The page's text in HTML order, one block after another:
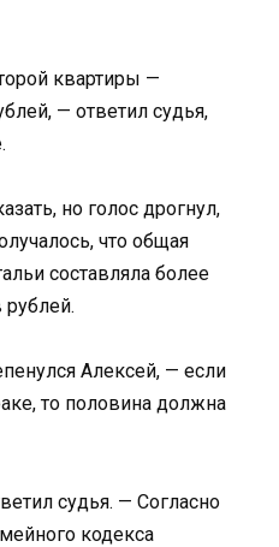
квартиры —
— ответил судья,
но голос дрогнул,
что общая
составляла более
Алексей, — если
то половина должна
судья. — Согласно
кодекса